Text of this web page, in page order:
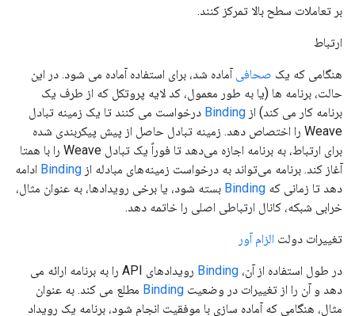
بر تعاملات سطح بالا تمرکز کنند.
ارتباط
هنگامی که یک صحافی آماده شد، برای استفاده آماده می شود. در این
حالت، برنامه ها (یا به طور معمول، کد لایه پروتکل که از طرف یک
برنامه کار می کند) از Binding درخواست می کنند تا یک زمینه تبادل
Weave را اختصاص دهد. زمینه تبادل حاصل از پیش پیکربندی شده
برای ارتباط، به برنامه اجازه می‌دهد تا فوراً یک تبادل Weave را با همتا
آغاز کند. برنامه می‌تواند به درخواست زمینه‌های مبادله از Binding ادامه
دهد تا زمانی که Binding بسته شود، یا برخی رویدادها، به عنوان مثال،
خرابی شبکه، کانال ارتباطی اصلی را خاتمه دهد.
تغییرات دولت الزام آور
در طول استفاده از آن، Binding
رویدادهای API را به برنامه ارائه می
دهد و آن را از تغییرات در وضعیت Binding مطلع می کند. به عنوان
مثال، هنگامی که آماده سازی با موفقیت انجام شود، برنامه یک رویداد